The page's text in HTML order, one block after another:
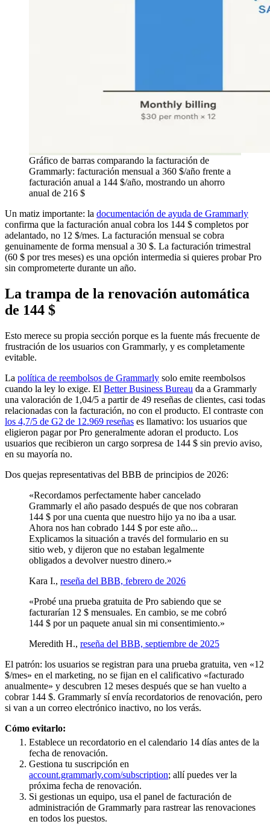
Gráfico de barras comparando la facturación de
Grammarly: facturación mensual a 360 $/año frente a
facturación anual a 144 $/año, mostrando un ahorro
anual de 216 $
Un matiz importante: la documentación de ayuda de Grammarly
confirma que la facturación anual cobra los 144 $ completos por
adelantado, no 12 $/mes. La facturación mensual se cobra
genuinamente de forma mensual a 30 $. La facturación trimestral
(60 $ por tres meses) es una opción intermedia si quieres probar Pro
sin comprometerte durante un año.
La trampa de la renovación automática
de 144 $
Esto merece su propia sección porque es la fuente más frecuente de
frustración de los usuarios con Grammarly, y es completamente
evitable.
La política de reembolsos de Grammarly solo emite reembolsos
cuando la ley lo exige. El Better Business Bureau da a Grammarly
una valoración de 1,04/5 a partir de 49 reseñas de clientes, casi todas
relacionadas con la facturación, no con el producto. El contraste con
los 4,7/5 de G2 de 12.969 reseñas es llamativo: los usuarios que
eligieron pagar por Pro generalmente adoran el producto. Los
usuarios que recibieron un cargo sorpresa de 144 $ sin previo aviso,
en su mayoría no.
Dos quejas representativas del BBB de principios de 2026:
«Recordamos perfectamente haber cancelado
Grammarly el año pasado después de que nos cobraran
144 $ por una cuenta que nuestro hijo ya no iba a usar.
Ahora nos han cobrado 144 $ por este año...
Explicamos la situación a través del formulario en su
sitio web, y dijeron que no estaban legalmente
obligados a devolver nuestro dinero.»
Kara I., reseña del BBB, febrero de 2026
«Probé una prueba gratuita de Pro sabiendo que se
facturarían 12 $ mensuales. En cambio, se me cobró
144 $ por un paquete anual sin mi consentimiento.»
Meredith H., reseña del BBB, septiembre de 2025
El patrón: los usuarios se registran para una prueba gratuita, ven «12
$/mes» en el marketing, no se fijan en el calificativo «facturado
anualmente» y descubren 12 meses después que se han vuelto a
cobrar 144 $. Grammarly sí envía recordatorios de renovación, pero
si van a un correo electrónico inactivo, no los verás.
Cómo evitarlo:
Establece un recordatorio en el calendario 14 días antes de la
fecha de renovación.
Gestiona tu suscripción en
account.grammarly.com/subscription; allí puedes ver la
próxima fecha de renovación.
Si gestionas un equipo, usa el panel de facturación de
administración de Grammarly para rastrear las renovaciones
en todos los puestos.